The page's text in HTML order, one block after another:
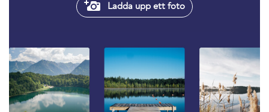
Ladda upp ett foto